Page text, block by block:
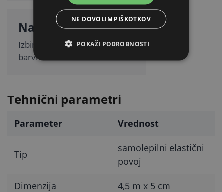
Na voljo več barv
Izbirate lahko med več
barvnimi različicami.
Tehnični parametri
Parameter Vrednost
Tip
samolepilni elastični
povoj
Dimenzija 4,5 m x 5 cm
NE DOVOLIM PIŠKOTKOV
POKAŽI PODROBNOSTI